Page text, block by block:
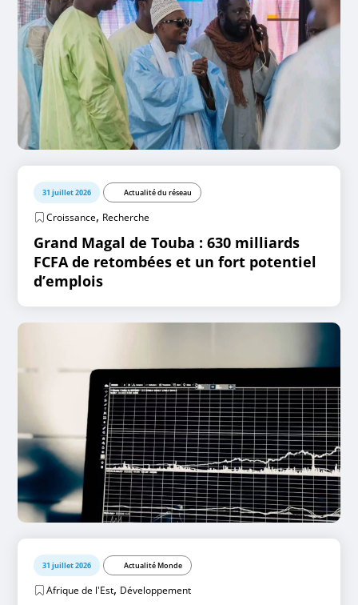
31 juillet 2026 Actualité du réseau
Croissance, Recherche
Grand Magal de Touba : 630 milliards
FCFA de retombées et un fort potentiel
d’emplois
31 juillet 2026 Actualité Monde
Afrique de l'Est, Développement